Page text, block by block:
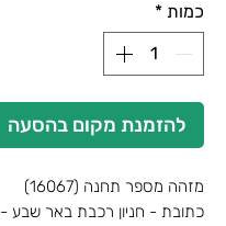
כמות *
להזמנת מקום בהסעה
מזהה מספר תחנה (16067)
כתובת - חניון רכבת באר שבע -